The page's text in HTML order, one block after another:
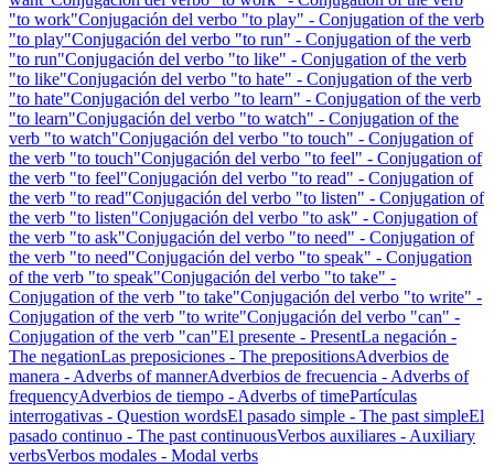
"to work"Conjugación del verbo "to play" - Conjugation of the verb
"to play"Conjugación del verbo "to run" - Conjugation of the verb
"to run"Conjugación del verbo "to like" - Conjugation of the verb
"to like"Conjugación del verbo "to hate" - Conjugation of the verb
"to hate"Conjugación del verbo "to learn" - Conjugation of the verb
"to learn"Conjugación del verbo "to watch" - Conjugation of the
verb "to watch"Conjugación del verbo "to touch" - Conjugation of
the verb "to touch"Conjugación del verbo "to feel" - Conjugation of
the verb "to feel"Conjugación del verbo "to read" - Conjugation of
the verb "to read"Conjugación del verbo "to listen" - Conjugation of
the verb "to listen"Conjugación del verbo "to ask" - Conjugation of
the verb "to ask"Conjugación del verbo "to need" - Conjugation of
the verb "to need"Conjugación del verbo "to speak" - Conjugation
of the verb "to speak"Conjugación del verbo "to take" -
Conjugation of the verb "to take"Conjugación del verbo "to write" -
Conjugation of the verb "to write"Conjugación del verbo "can" -
Conjugation of the verb "can"El presente - PresentLa negación -
The negationLas preposiciones - The prepositionsAdverbios de
manera - Adverbs of mannerAdverbios de frecuencia - Adverbs of
frequencyAdverbios de tiempo - Adverbs of timePartículas
interrogativas - Question wordsEl pasado simple - The past simpleEl
pasado continuo - The past continuousVerbos auxiliares - Auxiliary
verbsVerbos modales - Modal verbs